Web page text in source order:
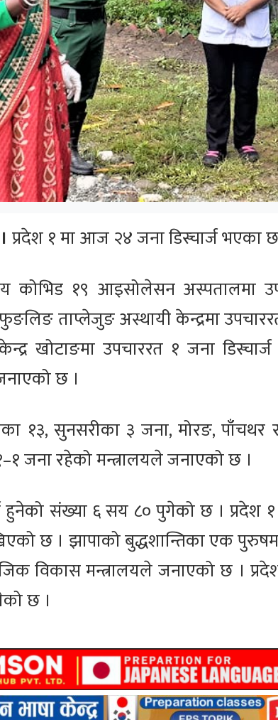
प्रदेश १ मा आज २४ जना डिस्चार्ज भएका
कोभिड १९ आइसोलेसन अस्पतालमा
ताप्लेजुङ अस्थायी केन्द्रमा
खोटाङमा उपचाररत १ जना
छ ।
१३, सुनसरीका ३ जना, मोरङ,
जना रहेको मन्त्रालयले जनाएको छ ।
हुनेको संख्या ६ सय ८० पुगेको छ । प्रदेश
छ । झापाको बुद्धशान्तिका एक
विकास मन्त्रालयले जनाएको छ ।
छ ।